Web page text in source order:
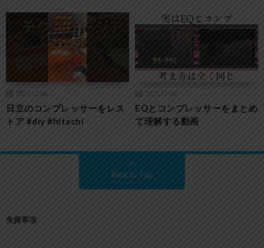
2025.11.06
日立のコンプレッサーをレス
トア #diy #hitachi
2025.11.06
EQとコンプレッサーをまとめ
て理解する動画
Back to Top
免責事項